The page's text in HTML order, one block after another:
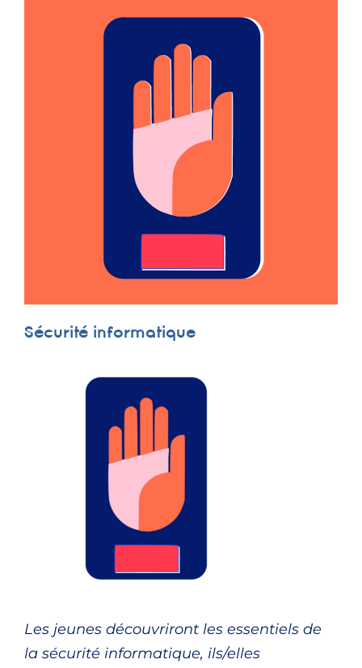
Sécurité informatique
Les jeunes découvriront les essentiels de
la sécurité informatique, ils/elles